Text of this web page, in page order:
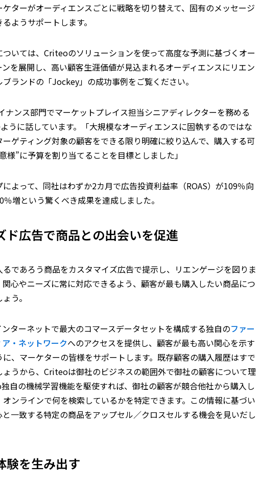
ターがオーディエンスごとに戦略を切り替えて、固有のメッセージ
ようサポートします。
いては、Criteoのソリューションを使って高度な予測に基づくオー
を展開し、高い顧客生涯価値が見込まれるオーディエンスにリエン
ランドの「Jockey」の成功事例をご覧ください。
ナンス部門でマーケットプレイス担当シニアディレクターを務める
うに話しています。「大規模なオーディエンスに固執するのではな
ゲティング対象の顧客をできる限り明確に絞り込んで、購入する可
様”に予算を割り当てることを目標としました」
よって、同社はわずか2カ月で広告投資利益率（ROAS）が109％向
％増という驚くべき成果を達成しました。
ド広告で商品との出会いを促進
であろう商品をカスタマイズ広告で提示し、リエンゲージを図りま
心やニーズに常に対応できるよう、顧客が最も購入したい商品につ
う。
ターネットで最大のコマースデータセットを構成する独自のファー
・ネットワークへのアクセスを提供し、顧客が最も高い関心を示す
、マーケターの皆様をサポートします。既存顧客の購入履歴はすで
ょうから、Criteoは御社のビジネスの範囲外で御社の顧客について理
自の機械学習機能を駆使すれば、御社の顧客が競合他社から購入し
ンラインで何を検索しているかを特定できます。この情報に基づい
一致する特定の商品をアップセル／クロスセルする機会を見いだし
験を生み出す